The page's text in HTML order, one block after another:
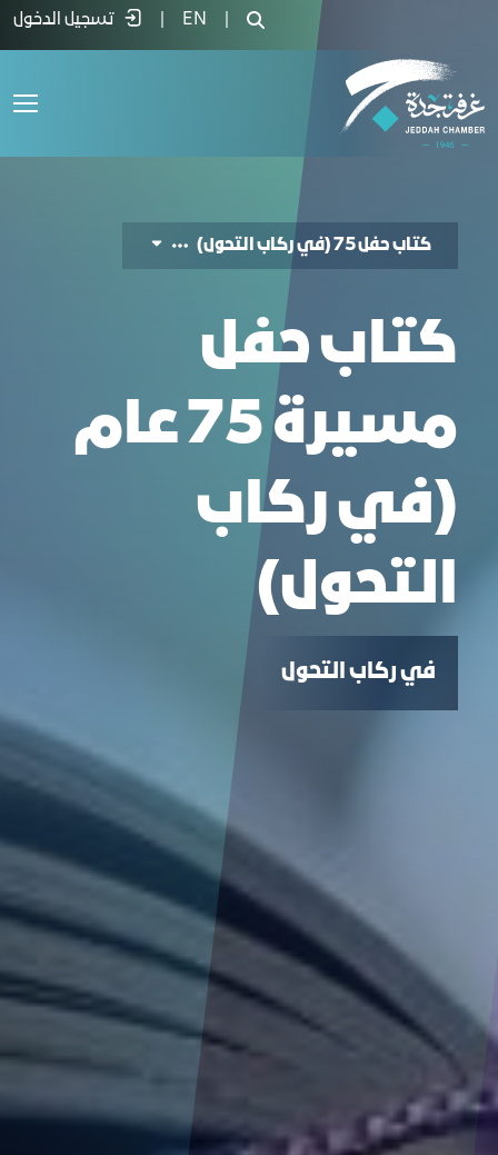
EN تسجيل الدخول
كتاب حفل 75 (في ركاب التحول)
كتاب حفل
مسيرة 75 عام
(في ركاب
التحول)
في ركاب التحول